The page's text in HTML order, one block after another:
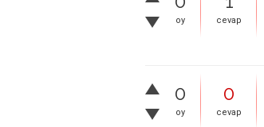
oy cevap
0
oy
0
cevap